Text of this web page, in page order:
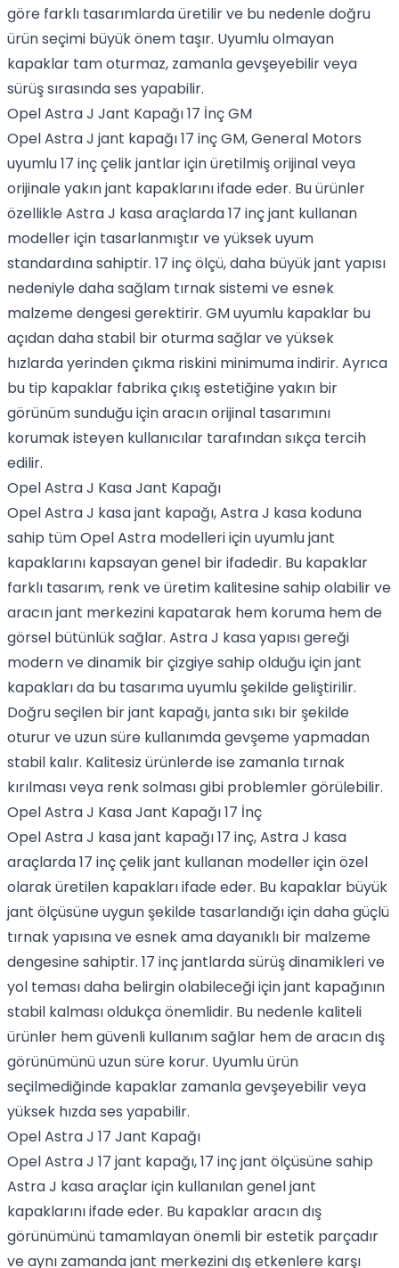
göre farklı tasarımlarda üretilir ve bu nedenle doğru
ürün seçimi büyük önem taşır. Uyumlu olmayan
kapaklar tam oturmaz, zamanla gevşeyebilir veya
sürüş sırasında ses yapabilir.
Opel Astra J Jant Kapağı 17 İnç GM
Opel Astra J jant kapağı 17 inç GM, General Motors
uyumlu 17 inç çelik jantlar için üretilmiş orijinal veya
orijinale yakın jant kapaklarını ifade eder. Bu ürünler
özellikle Astra J kasa araçlarda 17 inç jant kullanan
modeller için tasarlanmıştır ve yüksek uyum
standardına sahiptir. 17 inç ölçü, daha büyük jant yapısı
nedeniyle daha sağlam tırnak sistemi ve esnek
malzeme dengesi gerektirir. GM uyumlu kapaklar bu
açıdan daha stabil bir oturma sağlar ve yüksek
hızlarda yerinden çıkma riskini minimuma indirir. Ayrıca
bu tip kapaklar fabrika çıkış estetiğine yakın bir
görünüm sunduğu için aracın orijinal tasarımını
korumak isteyen kullanıcılar tarafından sıkça tercih
edilir.
Opel Astra J Kasa Jant Kapağı
Opel Astra J kasa jant kapağı, Astra J kasa koduna
sahip tüm Opel Astra modelleri için uyumlu jant
kapaklarını kapsayan genel bir ifadedir. Bu kapaklar
farklı tasarım, renk ve üretim kalitesine sahip olabilir ve
aracın jant merkezini kapatarak hem koruma hem de
görsel bütünlük sağlar. Astra J kasa yapısı gereği
modern ve dinamik bir çizgiye sahip olduğu için jant
kapakları da bu tasarıma uyumlu şekilde geliştirilir.
Doğru seçilen bir jant kapağı, janta sıkı bir şekilde
oturur ve uzun süre kullanımda gevşeme yapmadan
stabil kalır. Kalitesiz ürünlerde ise zamanla tırnak
kırılması veya renk solması gibi problemler görülebilir.
Opel Astra J Kasa Jant Kapağı 17 İnç
Opel Astra J kasa jant kapağı 17 inç, Astra J kasa
araçlarda 17 inç çelik jant kullanan modeller için özel
olarak üretilen kapakları ifade eder. Bu kapaklar büyük
jant ölçüsüne uygun şekilde tasarlandığı için daha güçlü
tırnak yapısına ve esnek ama dayanıklı bir malzeme
dengesine sahiptir. 17 inç jantlarda sürüş dinamikleri ve
yol teması daha belirgin olabileceği için jant kapağının
stabil kalması oldukça önemlidir. Bu nedenle kaliteli
ürünler hem güvenli kullanım sağlar hem de aracın dış
görünümünü uzun süre korur. Uyumlu ürün
seçilmediğinde kapaklar zamanla gevşeyebilir veya
yüksek hızda ses yapabilir.
Opel Astra J 17 Jant Kapağı
Opel Astra J 17 jant kapağı, 17 inç jant ölçüsüne sahip
Astra J kasa araçlar için kullanılan genel jant
kapaklarını ifade eder. Bu kapaklar aracın dış
görünümünü tamamlayan önemli bir estetik parçadır
ve aynı zamanda jant merkezini dış etkenlere karşı